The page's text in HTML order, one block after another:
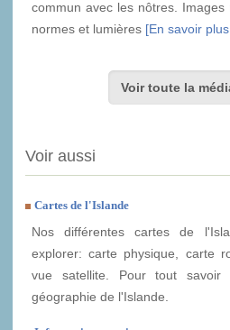
commun avec les nôtres. Images
normes et lumières [En savoir
Voir toute la
Voir aussi
Cartes de l'Islande
Nos différentes cartes de
explorer: carte physique, carte
vue satellite. Pour tout savoir
géographie de l'Islande.